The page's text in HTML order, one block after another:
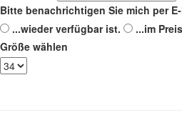
Bitte benachrichtigen Sie mich per
...wieder verfügbar ist.
...im
Größe wählen